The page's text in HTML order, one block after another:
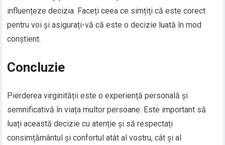
influențeze decizia. Faceți ceea ce simțiți că este corect
pentru voi și asigurați-vă că este o decizie luată în mod
conștient.
Concluzie
Pierderea virginității este o experiență personală și
semnificativă în viața multor persoane. Este important să
luați această decizie cu atenție și să respectați
consimțământul și confortul atât al vostru, cât și al